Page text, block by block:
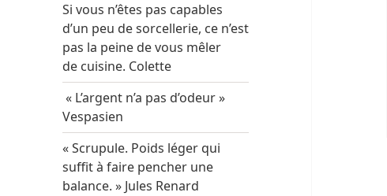
Si vous n’êtes pas capables
d’un peu de sorcellerie, ce n’est
pas la peine de vous mêler
de cuisine. Colette
« L’argent n’a pas d’odeur »
Vespasien
« Scrupule. Poids léger qui
suffit à faire pencher une
balance. » Jules Renard